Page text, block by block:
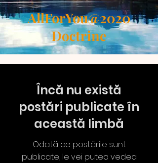
AllForYou@2020
Doctrine
Încă nu există
postări publicate în
această limbă
Odată ce postările sunt
publicate, le vei putea vedea